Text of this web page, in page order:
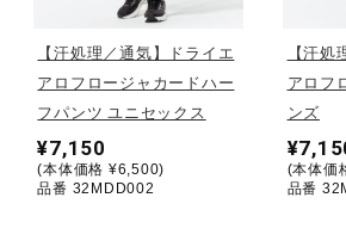
ウィンタースポーツ
ワーキング
ウォーキングシューズ
【汗処理／通気】ドライエ
アロフロージャカードハー
フパンツ ユニセックス
¥7,150
(本体価格 ¥6,500)
品番 32MDD002
【汗処
アロフ
ンズ
(本体価
品番